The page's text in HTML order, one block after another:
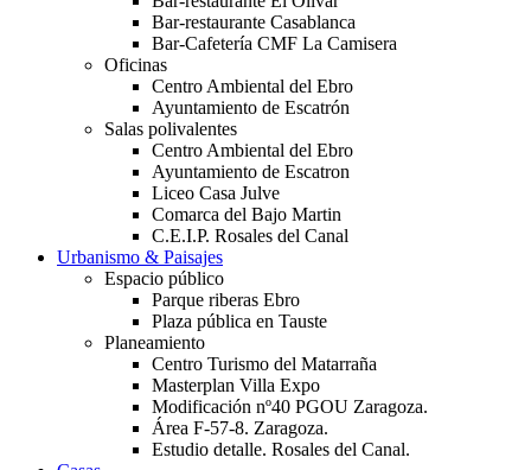
Bar-restaurante Casablanca
Bar-Cafetería CMF La Camisera
Oficinas
Centro Ambiental del Ebro
Ayuntamiento de Escatrón
Salas polivalentes
Centro Ambiental del Ebro
Ayuntamiento de Escatron
Liceo Casa Julve
Comarca del Bajo Martin
C.E.I.P. Rosales del Canal
Urbanismo & Paisajes
Espacio público
Parque riberas Ebro
Plaza pública en Tauste
Planeamiento
Centro Turismo del Matarraña
Masterplan Villa Expo
Modificación nº40 PGOU Zaragoza.
Área F-57-8. Zaragoza.
Estudio detalle. Rosales del Canal.